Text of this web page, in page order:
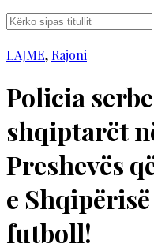
LAJME, Rajoni
Policia
shqiptarët
Preshevës
e
futboll!